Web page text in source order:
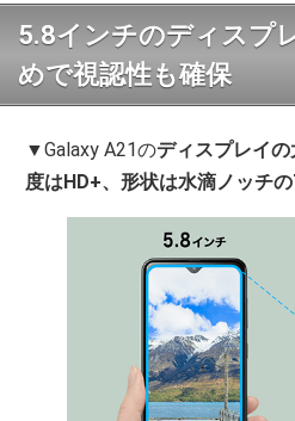
5.8インチのディスプ
めで視認性も確保
▼Galaxy A21のディスプレイ
度はHD+、形状は水滴ノッチ